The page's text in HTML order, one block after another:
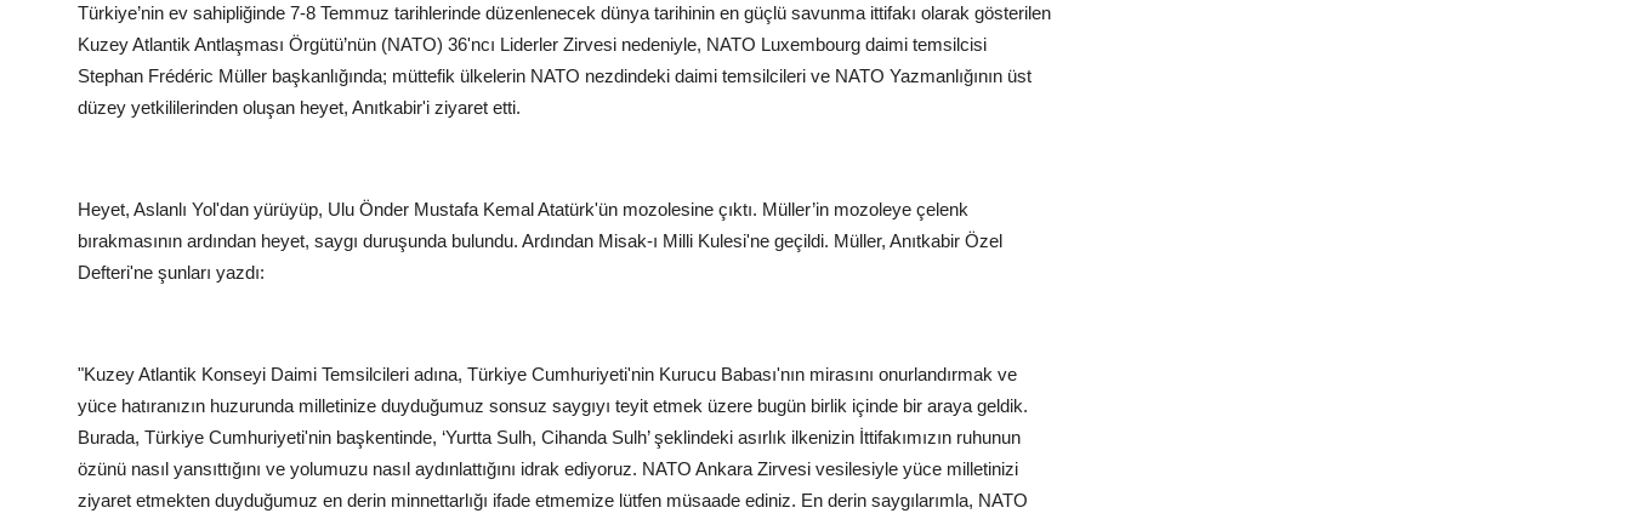
Türkiye’nin ev sahipliğinde 7-8 Temmuz tarihlerinde düzenlenecek dünya tarihinin en güçlü savunma ittifakı olarak gösterilen
Kuzey Atlantik Antlaşması Örgütü’nün (NATO) 36'ncı Liderler Zirvesi nedeniyle, NATO Luxembourg daimi temsilcisi
Stephan Frédéric Müller başkanlığında; müttefik ülkelerin NATO nezdindeki daimi temsilcileri ve NATO Yazmanlığının üst
düzey yetkililerinden oluşan heyet, Anıtkabir'i ziyaret etti.
Heyet, Aslanlı Yol'dan yürüyüp, Ulu Önder Mustafa Kemal Atatürk'ün mozolesine çıktı. Müller’in mozoleye çelenk
bırakmasının ardından heyet, saygı duruşunda bulundu. Ardından Misak-ı Milli Kulesi'ne geçildi. Müller, Anıtkabir Özel
Defteri'ne şunları yazdı:
"Kuzey Atlantik Konseyi Daimi Temsilcileri adına, Türkiye Cumhuriyeti'nin Kurucu Babası'nın mirasını onurlandırmak ve
yüce hatıranızın huzurunda milletinize duyduğumuz sonsuz saygıyı teyit etmek üzere bugün birlik içinde bir araya geldik.
Burada, Türkiye Cumhuriyeti'nin başkentinde, ‘Yurtta Sulh, Cihanda Sulh’ şeklindeki asırlık ilkenizin İttifakımızın ruhunun
özünü nasıl yansıttığını ve yolumuzu nasıl aydınlattığını idrak ediyoruz. NATO Ankara Zirvesi vesilesiyle yüce milletinizi
ziyaret etmekten duyduğumuz en derin minnettarlığı ifade etmemize lütfen müsaade ediniz. En derin saygılarımla, NATO